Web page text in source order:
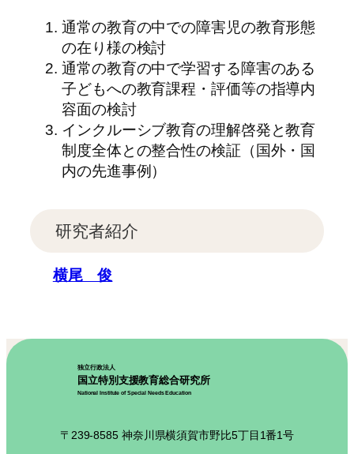
通常の教育の中での障害児の教育形態
の在り様の検討
通常の教育の中で学習する障害のある
子どもへの教育課程・評価等の指導内
容面の検討
インクルーシブ教育の理解啓発と教育
制度全体との整合性の検証（国外・国
内の先進事例）
研究者紹介
横尾 俊
独立行政法人
国立特別支援教育総合研究所
National Institute of Special Needs Education
〒239-8585 神奈川県横須賀市野比5丁目1番1号